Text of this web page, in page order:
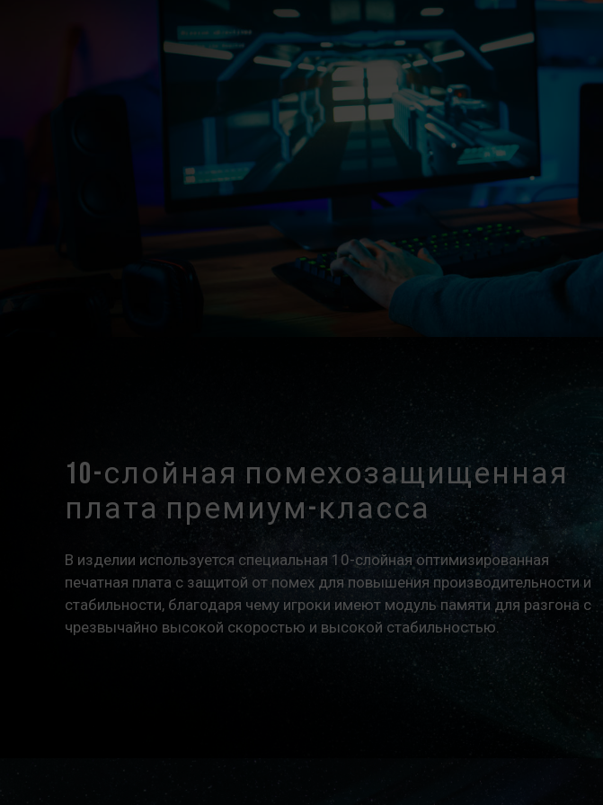
10-слойная помехозащищенная
плата премиум-класса
В изделии используется специальная 10-слойная оптимизированная
печатная плата с защитой от помех для повышения производительности и
стабильности, благодаря чему игроки имеют модуль памяти для разгона с
чрезвычайно высокой скоростью и высокой стабильностью.